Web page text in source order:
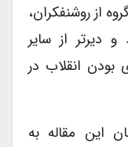
این گروه از روشنفکران،
از سایر
انقلاب در
این مقاله به